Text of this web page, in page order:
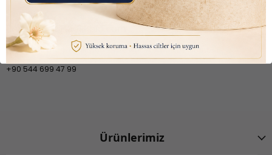
Sağlikbio Ofis Yol Tarifi
Email:info@saglikbio.com
Feneryolu mah. Fahir açan sok. No 1 A Kadıköy İstanbul
+90 544 699 47 99
Ürünlerimiz